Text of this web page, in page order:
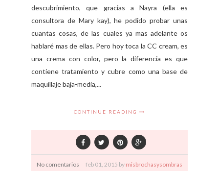
descubrimiento, que gracias a Nayra (ella es
consultora de Mary kay), he podido probar unas
cuantas cosas, de las cuales ya mas adelante os
hablaré mas de ellas. Pero hoy toca la CC cream, es
una crema con color, pero la diferencia es que
contiene tratamiento y cubre como una base de
maquillaje baja-media,...
CONTINUE READING
No comentarios feb 01, 2015 by misbrochasysombras